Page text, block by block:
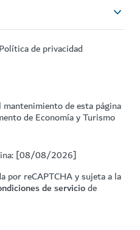
Política de privacidad
de esta página
de Economía y Turismo
[08/08/2026]
por reCAPTCHA y sujeta a la
de serviciode